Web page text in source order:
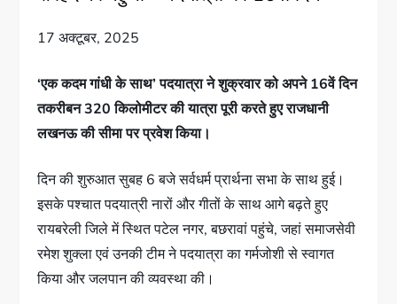
17 अक्टूबर, 2025
‘एक कदम गांधी के साथ’ पदयात्रा ने शुक्रवार को अपने 16वें दिन
तकरीबन 320 किलोमीटर की यात्रा पूरी करते हुए राजधानी
लखनऊ की सीमा पर प्रवेश किया।
दिन की शुरुआत सुबह 6 बजे सर्वधर्म प्रार्थना सभा के साथ हुई।
इसके पश्चात पदयात्री नारों और गीतों के साथ आगे बढ़ते हुए
रायबरेली जिले में स्थित पटेल नगर, बछरावां पहुंचे, जहां समाजसेवी
रमेश शुक्ला एवं उनकी टीम ने पदयात्रा का गर्मजोशी से स्वागत
किया और जलपान की व्यवस्था की।